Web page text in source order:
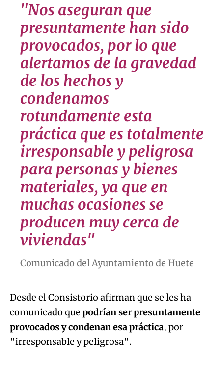
"Nos aseguran que
presuntamente han sido
provocados, por lo que
alertamos de la gravedad
de los hechos y
condenamos
rotundamente esta
práctica que es totalmente
irresponsable y peligrosa
para personas y bienes
materiales, ya que en
muchas ocasiones se
producen muy cerca de
viviendas"
Comunicado del Ayuntamiento de Huete
Desde el Consistorio afirman que se les ha
comunicado que podrían ser presuntamente
provocados y condenan esa práctica, por
"irresponsable y peligrosa".